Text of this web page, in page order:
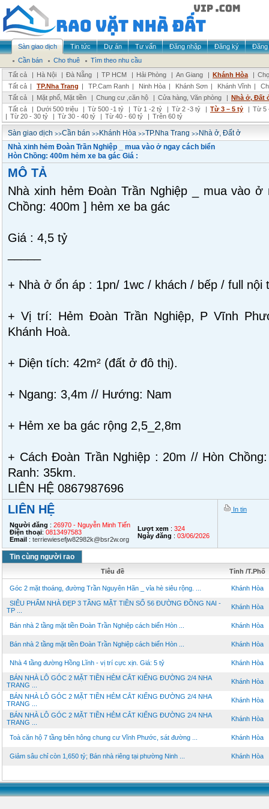
Sàn giao dịch Tin tức Dự án Tư vấn Đăng nhập Đăng ký
Đăng
Cần bán
Cho thuê
Tìm theo nhu cầu
Tất cả
| Hà Nội | Đà Nẵng | TP HCM | Hải Phòng | An Giang | Khánh Hòa |
Tất cả | TP.Nha Trang | TP.Cam Ranh | Ninh Hòa | Khánh Sơn | Khánh Vĩnh |
Tất cả
| Mặt phố, Mặt tiền | Chung cư ,căn hộ | Cửa hàng, Văn phòng | Nhà ở, Đất
Tất cả
| Dưới 500 triệu | Từ 500 -1 tỷ | Từ 1 -2 tỷ | Từ 2 -3 tỷ | Từ 3 – 5 tỷ | Từ 5
| Từ 20 - 30 tỷ | Từ 30 - 40 tỷ | Từ 40 - 60 tỷ | Trên 60 tỷ
Sàn giao dịch >>Cần bán >>Khánh Hòa >>TP.Nha Trang >>Nhà ở, Đất ở
Nhà xinh hẻm Đoàn Trần Nghiệp _ mua vào ở ngay cách biển
Hòn Chồng: 400m hẻm xe ba gác Giá :
MÔ TẢ
Nhà xinh hẻm Đoàn Trần Nghiệp _ mua vào
Chồng: 400m ] hẻm xe ba gác
Giá : 4,5 tỷ
+ Nhà ở ổn áp : 1pn/ 1wc / khách / bếp / full nội
+ Vị trí: Hẻm Đoàn Trần Nghiệp, P Vĩnh
Khánh Hoà.
+ Diện tích: 42m² (đất ở đô thị).
+ Ngang: 3,4m // Hướng: Nam
+ Hẻm xe ba gác rộng 2,5_2,8m
+ Cách Đoàn Trần Nghiệp : 20m // Hòn
Ranh: 35km.
LIÊN HỆ 0867987696
LIÊN HỆ
Người đăng : 26970 - Nguyễn Minh Tiến
Điện thoại: 0813497583
Email : terriewiesefjw82982k@bsr2w.org
Lượt xem : 324
Ngày đăng : 03/06/2026
In tin
Tin cùng người rao
Tiêu đề Tỉnh /T.Phố
Góc 2 mặt thoáng, đường Trần Nguyên Hãn _ vỉa hè siêu rộng. ... Khánh Hòa
SIÊU PHẨM NHÀ ĐẸP 3 TẦNG MẶT TIỀN SỐ 56 ĐƯỜNG ĐỒNG NAI -
TP ...
Khánh Hòa
Bán nhà 2 tầng mặt tiền Đoàn Trần Nghiệp cách biển Hòn ... Khánh Hòa
Bán nhà 2 tầng mặt tiền Đoàn Trần Nghiệp cách biển Hòn ... Khánh Hòa
Nhà 4 tầng đường Hồng Lĩnh - vị trí cực xịn. Giá: 5 tỷ Khánh Hòa
BÁN NHÀ LÔ GÓC 2 MẶT TIỀN HẺM CẮT KIẾNG ĐƯỜNG 2/4 NHA
TRANG ...
Khánh Hòa
BÁN NHÀ LÔ GÓC 2 MẶT TIỀN HẺM CẮT KIẾNG ĐƯỜNG 2/4 NHA
TRANG ...
Khánh Hòa
BÁN NHÀ LÔ GÓC 2 MẶT TIỀN HẺM CẮT KIẾNG ĐƯỜNG 2/4 NHA
TRANG ...
Khánh Hòa
Toà căn hộ 7 tầng bên hông chung cư Vĩnh Phước, sát đường ... Khánh Hòa
Giảm sâu chỉ còn 1,650 tỷ; Bán nhà riêng tại phường Ninh ... Khánh Hòa